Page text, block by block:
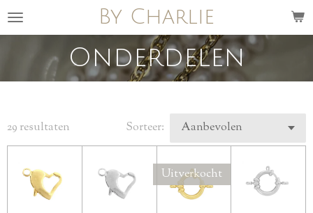
Ga
hoofdinhoud
By Charlie
Onderdelen
29 resultaten Sorteer:
Uitverkocht